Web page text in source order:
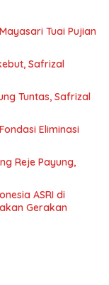
Tuai Pujian
Safrizal
Tuntas, Safrizal
Eliminasi
Reje Payung,
ASRI di
Gerakan